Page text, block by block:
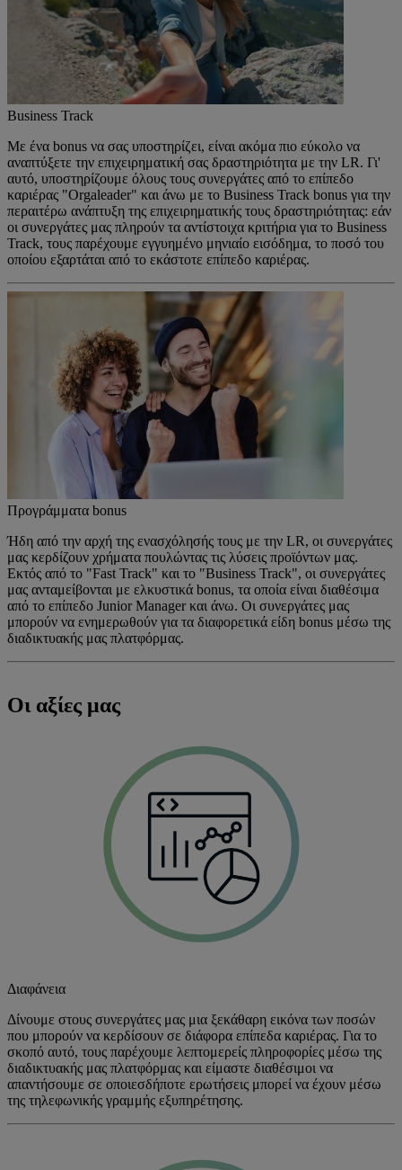
Business Track
Με ένα bonus να σας υποστηρίζει, είναι ακόμα πιο εύκολο να
αναπτύξετε την επιχειρηματική σας δραστηριότητα με την LR. Γι'
αυτό, υποστηρίζουμε όλους τους συνεργάτες από το επίπεδο
καριέρας "Orgaleader" και άνω με το Business Track bonus για την
περαιτέρω ανάπτυξη της επιχειρηματικής τους δραστηριότητας: εάν
οι συνεργάτες μας πληρούν τα αντίστοιχα κριτήρια για το Business
Track, τους παρέχουμε εγγυημένο μηνιαίο εισόδημα, το ποσό του
οποίου εξαρτάται από το εκάστοτε επίπεδο καριέρας.
Προγράμματα bonus
Ήδη από την αρχή της ενασχόλησής τους με την LR, οι συνεργάτες
μας κερδίζουν χρήματα πουλώντας τις λύσεις προϊόντων μας.
Εκτός από το "Fast Track" και το "Business Track", οι συνεργάτες
μας ανταμείβονται με ελκυστικά bonus, τα οποία είναι διαθέσιμα
από το επίπεδο Junior Manager και άνω. Οι συνεργάτες μας
μπορούν να ενημερωθούν για τα διαφορετικά είδη bonus μέσω της
διαδικτυακής μας πλατφόρμας.
Οι αξίες μας
Διαφάνεια
Δίνουμε στους συνεργάτες μας μια ξεκάθαρη εικόνα των ποσών
που μπορούν να κερδίσουν σε διάφορα επίπεδα καριέρας. Για το
σκοπό αυτό, τους παρέχουμε λεπτομερείς πληροφορίες μέσω της
διαδικτυακής μας πλατφόρμας και είμαστε διαθέσιμοι να
απαντήσουμε σε οποιεσδήποτε ερωτήσεις μπορεί να έχουν μέσω
της τηλεφωνικής γραμμής εξυπηρέτησης.